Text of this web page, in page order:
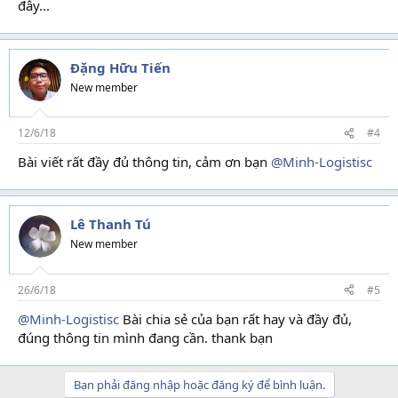
đây...
Đặng Hữu Tiến
New member
12/6/18 #4
Bài viết rất đầy đủ thông tin, cảm ơn bạn @Minh-Logistisc
Lê Thanh Tú
New member
26/6/18 #5
@Minh-Logistisc Bài chia sẻ của bạn rất hay và đầy đủ,
đúng thông tin mình đang cần. thank bạn
Bạn phải đăng nhập hoặc đăng ký để bình luận.